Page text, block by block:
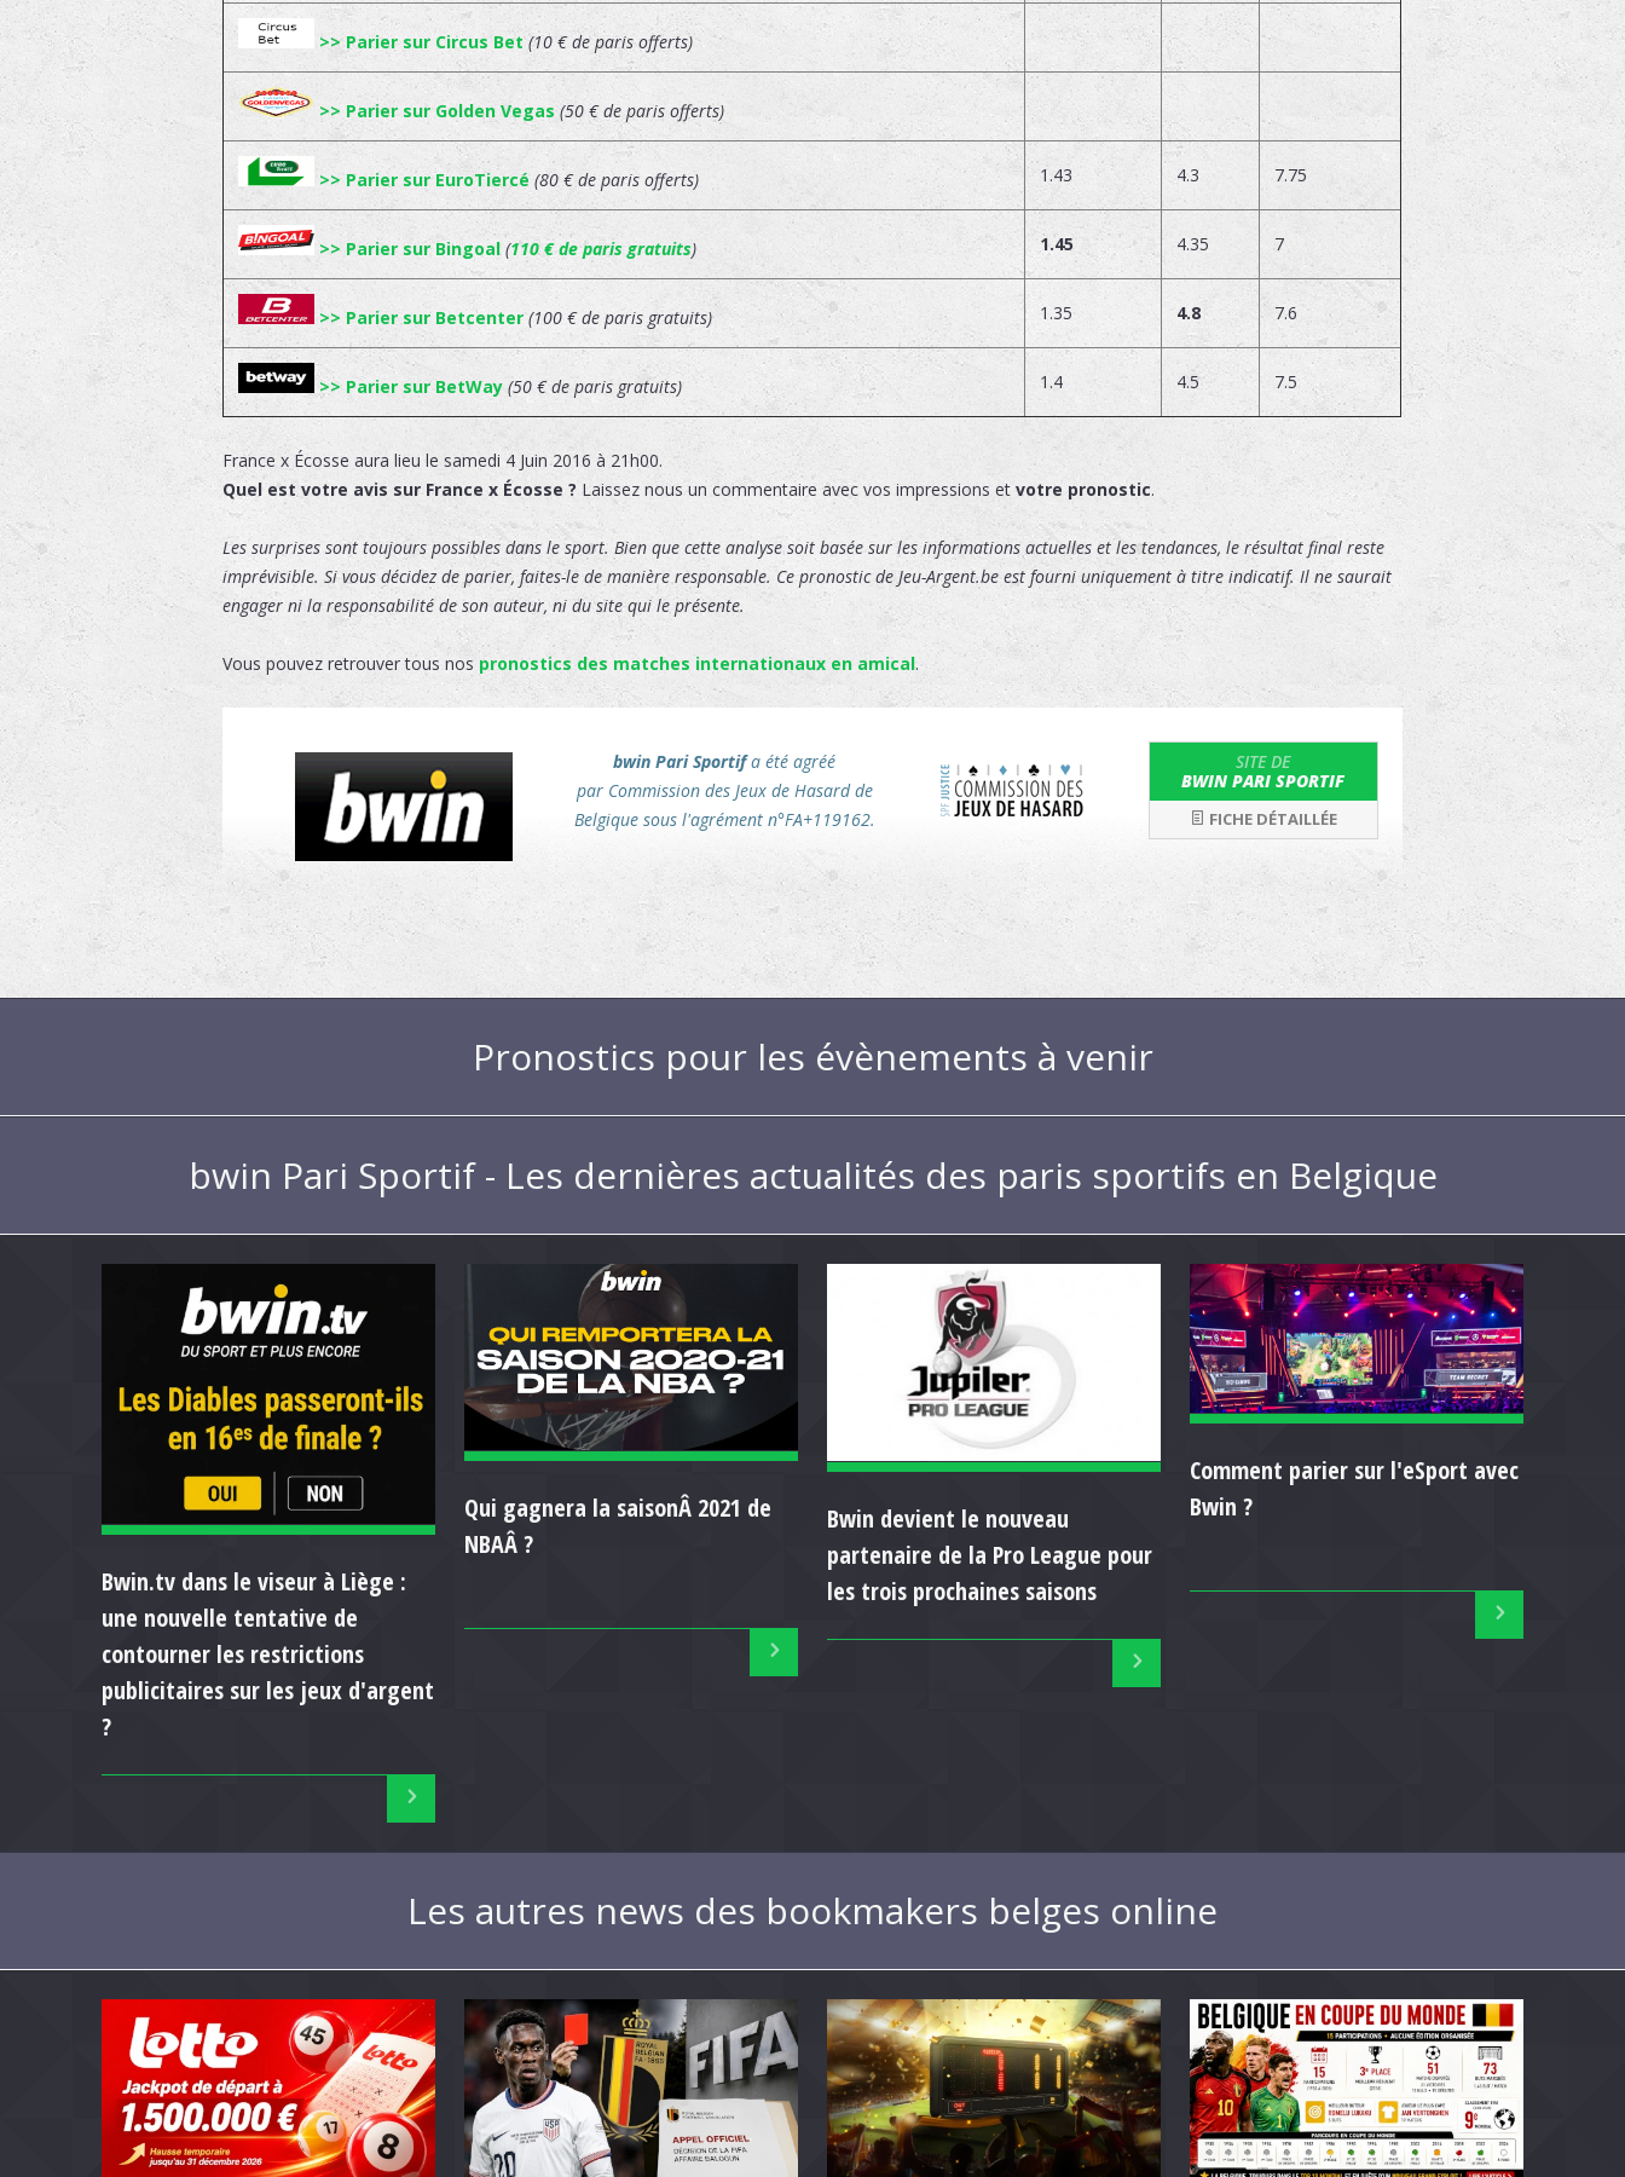
>> Parier sur Circus Bet (10 € de paris offerts)
>> Parier sur Golden Vegas (50 € de paris offerts)
>> Parier sur EuroTiercé (80 € de paris offerts) 1.43 4.3 7.75
>> Parier sur Bingoal (110 € de paris gratuits) 1.45 4.35 7
>> Parier sur Betcenter (100 € de paris gratuits) 1.35 4.8 7.6
>> Parier sur BetWay (50 € de paris gratuits) 1.4 4.5 7.5
France x Écosse aura lieu le samedi 4 Juin 2016 à 21h00.
Quel est votre avis sur France x Écosse ? Laissez nous un commentaire avec vos impressions et votre pronostic.
Les surprises sont toujours possibles dans le sport. Bien que cette analyse soit basée sur les informations actuelles et les tendances, le résultat final reste
imprévisible. Si vous décidez de parier, faites-le de manière responsable. Ce pronostic de Jeu-Argent.be est fourni uniquement à titre indicatif. Il ne saurait
engager ni la responsabilité de son auteur, ni du site qui le présente.
Vous pouvez retrouver tous nos pronostics des matches internationaux en amical.
bwin Pari Sportifa été agréé
par Commission des Jeux de Hasard de
Belgique sous l'agrément n°FA+119162.
SITE DE
BWIN PARI SPORTIF
FICHE DÉTAILLÉE
Pronostics pour les évènements à venir
bwin Pari Sportif - Les dernières actualités des paris sportifs en Belgique
Bwin.tv dans le viseur à Liège :
une nouvelle tentative de
contourner les restrictions
publicitaires sur les jeux d'argent
?
Qui gagnera la saisonÂ 2021 de
NBAÂ ?
Bwin devient le nouveau
partenaire de la Pro League pour
les trois prochaines saisons
Comment parier sur l'eSport avec
Bwin ?
Les autres news des bookmakers belges online